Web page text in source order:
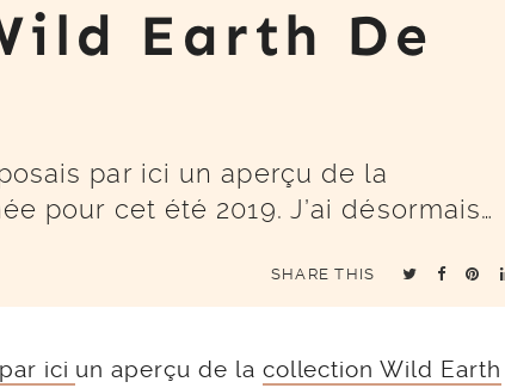
Earth De
par ici un aperçu de la
pour cet été 2019. J’ai désormais…
SHARE THIS
par ici un aperçu de la collection Wild Earth